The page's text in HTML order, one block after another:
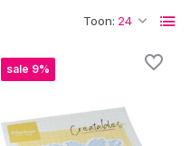
Toon:
sale 9%